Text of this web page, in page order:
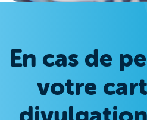
En cas de
votre